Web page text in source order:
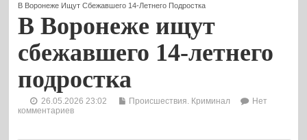
В Воронеже Ищут Сбежавшего 14-Летнего Подростка
В Воронеже ищут
сбежавшего 14-летнего
подростка
26.05.2026 23:02 Происшествия. Криминал
Нет
комментариев